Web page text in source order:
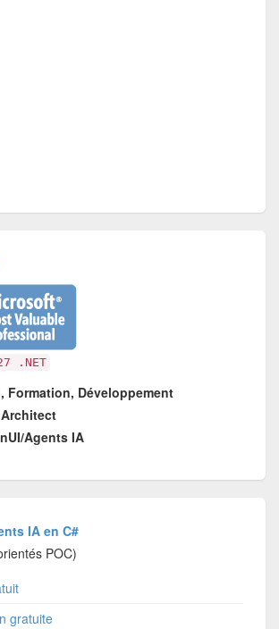
.NET
Formation, Développement
Agents IA
IA en C#
POC)
gratuite